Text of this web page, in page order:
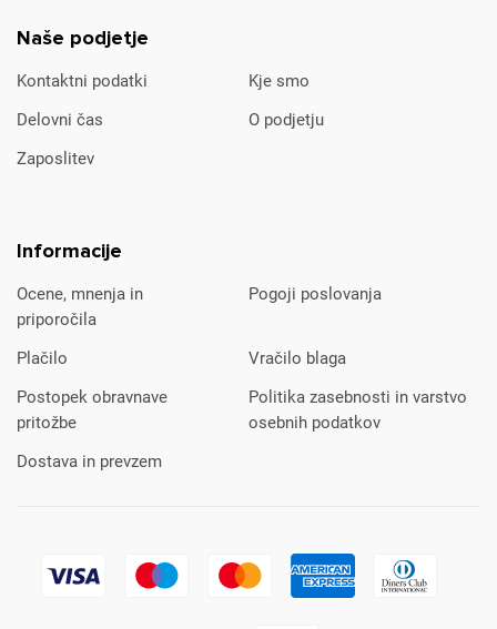
Naše podjetje
Kontaktni podatki
Kje smo
Delovni čas
O podjetju
Zaposlitev
Informacije
Ocene, mnenja in
priporočila
Pogoji poslovanja
Plačilo
Vračilo blaga
Postopek obravnave
pritožbe
Politika zasebnosti in varstvo
osebnih podatkov
Dostava in prevzem